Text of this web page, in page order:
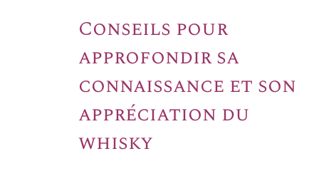
Conseils pour
approfondir sa
connaissance et son
appréciation du
whisky